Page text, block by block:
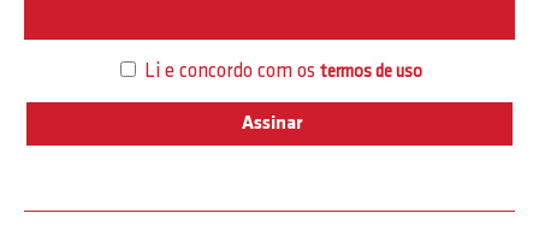
Li e concordo com os termos de uso